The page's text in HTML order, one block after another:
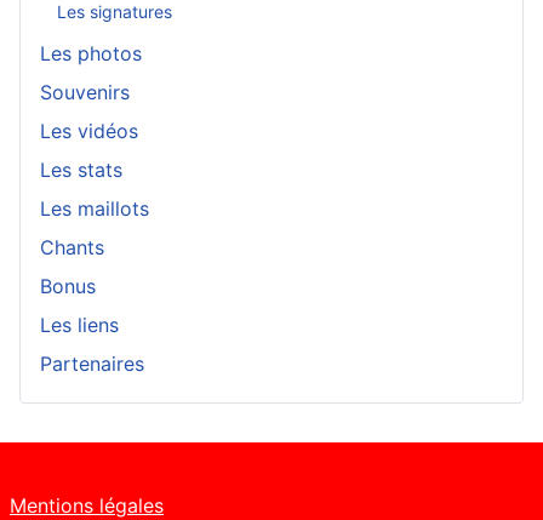
Les signatures
Les photos
Souvenirs
Les vidéos
Les stats
Les maillots
Chants
Bonus
Les liens
Partenaires
Mentions légales